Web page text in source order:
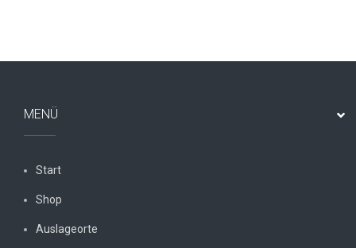
MENÜ
Start
Shop
Auslageorte